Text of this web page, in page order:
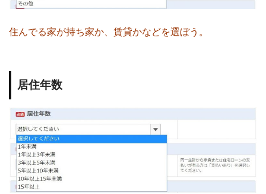
住んでる家が持ち家か、賃貸かなどを選ぼう。
居住年数